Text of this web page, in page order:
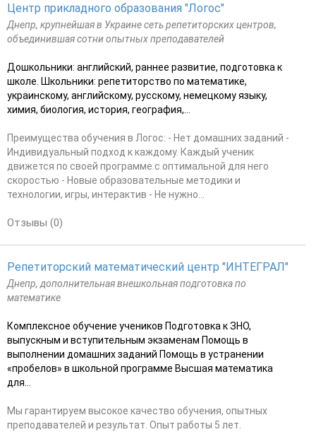
Центр прикладного образования "Логос"
Днепр, крупнейшая в Украине сеть репетиторских центров,
объединившая сотни опытных преподавателей
Дошкольники: английский, раннее развитие, подготовка к
школе. Школьники: репетиторство по математике,
украинскому, английскому, русскому, немецкому языку,
химия, биология, история, география,...
Преимущества обучения в Логос: - Нет домашних заданий -
Индивидуальный подход к каждому. Каждый ученик
движется по своей программе с оптимальной для него
скоростью - Новые образовательные методики и
технологии, игры, интерактив - Не нужно...
Отзывы (0)
Репетиторский математический центр "ИНТЕГРАЛ"
Днепр, дополнительная внешкольная подготовка по
математике
Комплексное обучение учеников Подготовка к ЗНО,
выпускным и вступительным экзаменам Помощь в
выполнении домашних заданий Помощь в устранении
«пробелов» в школьной программе Высшая математика
для...
Мы гарантируем высокое качество обучения, опытных
преподавателей и результат. Опыт работы 5 лет.